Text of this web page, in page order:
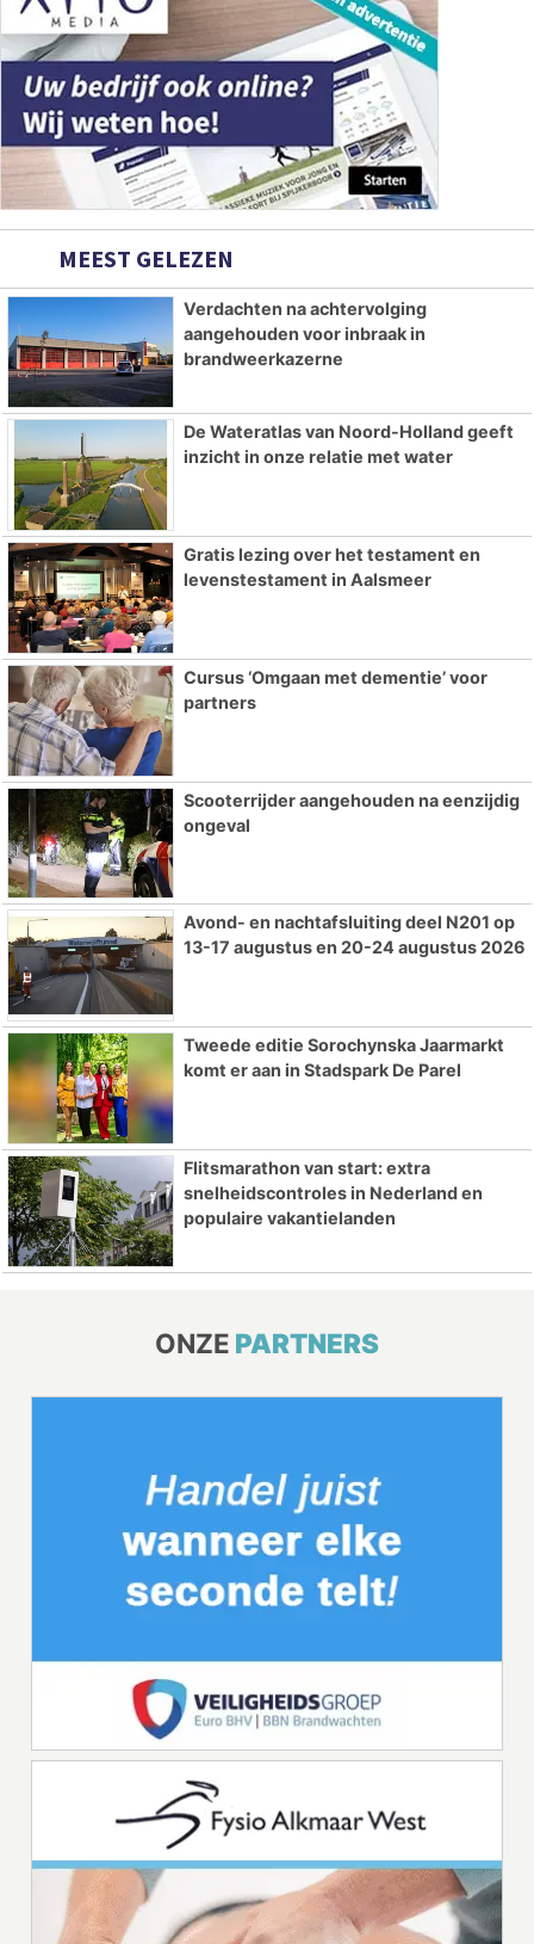
MEEST GELEZEN
Verdachten na achtervolging
aangehouden voor inbraak in
brandweerkazerne
De Wateratlas van Noord-Holland geeft
inzicht in onze relatie met water
Gratis lezing over het testament en
levenstestament in Aalsmeer
Cursus ‘Omgaan met dementie’ voor
partners
Scooterrijder aangehouden na eenzijdig
ongeval
Avond- en nachtafsluiting deel N201 op
13-17 augustus en 20-24 augustus 2026
Tweede editie Sorochynska Jaarmarkt
komt er aan in Stadspark De Parel
Flitsmarathon van start: extra
snelheidscontroles in Nederland en
populaire vakantielanden
ONZE PARTNERS